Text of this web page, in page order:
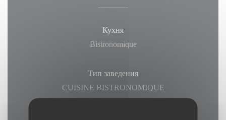
Кухня
Bistronomique
Тип заведения
CUISINE BISTRONOMIQUE